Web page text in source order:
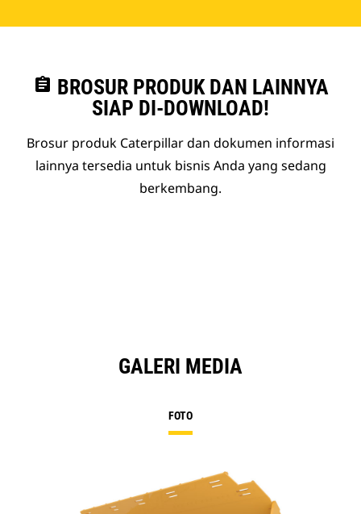
assignment BROSUR PRODUK DAN LAINNYA
SIAP DI-DOWNLOAD!
Brosur produk Caterpillar dan dokumen informasi
lainnya tersedia untuk bisnis Anda yang sedang
berkembang.
GALERI MEDIA
FOTO